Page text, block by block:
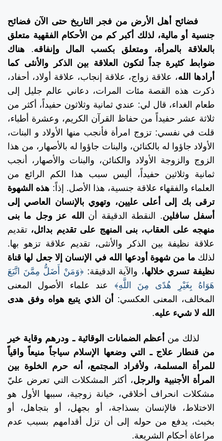
فضائح أهل الأرض من فجر التاريخ حتى الآن فضائح
جنسية أو مالية، لذلك أكبر كم من الأحكام الفقهية متعلق
بالعلاقة بالمرأة، ومتعلق بكسب المال وإنفاقه. هناك
ضوابط كثيرة جداً لتكون العلاقة بين الذكر والأنثى كما
أرادها الله، علاقة زواج، علاقة إنجاب، علاقة أولاد، أحفاد،
ذكرت هذه القصة مئات المرات، دعاني عالم جليل إلى
طعام الغداء، قال لي: عندي ثمانية وثلاثون حفيداً، أكثر من
ثلاثة عشر حفيداً من حفاظ القرآن الكريم، وعشرة أطباء،
قلت في نفسي: تزوج امرأة فأنجب منها الأولاد و البنات،
الأولاد جاؤوا له بالكنائن، والبنات جاؤوا له بالأصهار، من هذا
الزوج والزوجة الأولاد والكنائن، والبنات والأصهار، أنجب
ثمانية وثلاثين حفيداً، أليس سبب هذا الكم الرائع من
العلماء والفقهاء علاقة جنسية، هذا الأصل. إذاً: هذه الشهوة
ترقى بك إلى أعلى عليين، وتهوي بالإنسان العاصي إلى
أسفل سافلين. النقطة الدقيقة أن
الله عز وجل ما بنى
منهجه على العقاب، بنى المنهج على تقديم بدائل، تقديم
علاقة نظيفة بين الذكر والأنثى، تقديم علاقة تزهو بها.
لذلك ما من شهوة أودعها الله في الإنسان إلا جعل لها قناة
نظيفة تسري خلالها، والآية الدقيقة:﴿وَمَنْ أَضَلُّ مِمَّنَ اتَّبَعَ
هَوَاهُ بِغَيْرِ هُدًى مِنَ اللَّهِ﴾
عند علماء الأصول المعنى
المخالف، المعنى العكسي:
أن الذي يتبع هواه وفق هدى
الله لا شيء عليه.
لذلك من أعظم الضمانات الوقائية ـ ودرهم وقاية خير
من قنطار علاج ـ التي وضعها الإسلام سياجاً منيعاً واقياً
للمرأة المسلمة، ولأفراد المجتمع، أنه حرم الخلوة بين
المرأة الأجنبية والرجل، أكثر المشكلات التي تعرض عليّ
مشكلات انحراف أخلاقي، خيانة زوجية، سببها الأول هو
الاختلاط، فالإنسان بسذاجة، أو بجهل، أو بتجاهل، أو
بخبث، يدفع من حوله إلى أن تزل أقدامهم بسبب عدم
مراعاة أحكام الشريعة.